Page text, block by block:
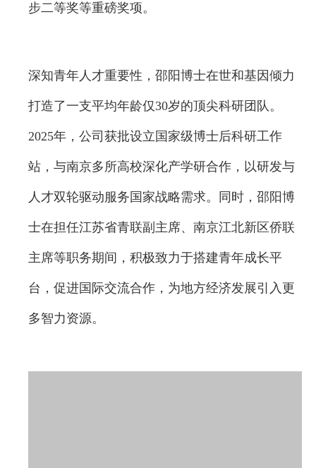
步二等奖等重磅奖项。
深知青年人才重要性，邵阳博士在世和基因倾力
打造了一支平均年龄仅30岁的顶尖科研团队。
2025年，公司获批设立国家级博士后科研工作
站，与南京多所高校深化产学研合作，以研发与
人才双轮驱动服务国家战略需求。同时，邵阳博
士在担任江苏省青联副主席、南京江北新区侨联
主席等职务期间，积极致力于搭建青年成长平
台，促进国际交流合作，为地方经济发展引入更
多智力资源。